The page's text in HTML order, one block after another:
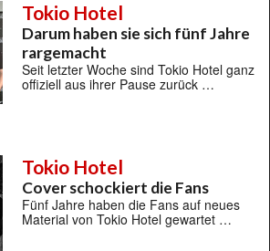
Tokio Hotel
Darum haben sie sich fünf Jahre
rargemacht
Seit letzter Woche sind Tokio Hotel ganz
offiziell aus ihrer Pause zurück …
Tokio Hotel
Cover schockiert die Fans
Fünf Jahre haben die Fans auf neues
Material von Tokio Hotel gewartet …